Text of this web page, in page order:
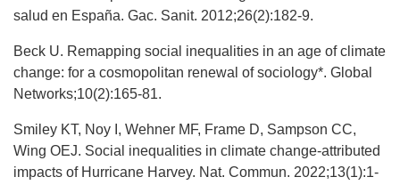
salud en España. Gac. Sanit. 2012;26(2):182-9.
Beck U. Remapping social inequalities in an age of climate
change: for a cosmopolitan renewal of sociology*. Global
Networks;10(2):165-81.
Smiley KT, Noy I, Wehner MF, Frame D, Sampson CC,
Wing OEJ. Social inequalities in climate change-attributed
impacts of Hurricane Harvey. Nat. Commun. 2022;13(1):1-